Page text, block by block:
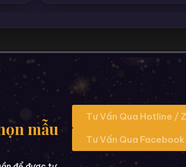
mẫu
Tư Vấn Qua Hotline /
Tư Vấn Qua Facebook